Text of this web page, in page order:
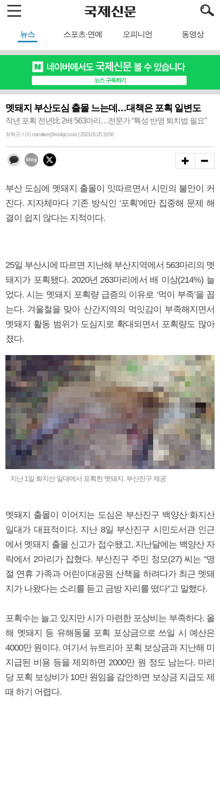
뉴스 스포츠·연예 오피니언 동영상
멧돼지 부산도심 출몰 느는데…대책은 포획 일변도
작년 포획 전년比 2배 563마리…전문가 “특성 반영 퇴치법 필요”
최혁규 기자 narrative@kookje.co.kr | 2023.01.25 19:56
부산 도심에 멧돼지 출몰이 잇따르면서 시민의 불안이 커
진다. 지자체마다 기존 방식인 ‘포획’에만 집중해 문제 해
결이 쉽지 않다는 지적이다.
25일 부산시에 따르면 지난해 부산지역에서 563마리의 멧
돼지가 포획됐다. 2020년 263마리에서 배 이상(214%) 늘
었다. 시는 멧돼지 포획량 급증의 이유로 ‘먹이 부족’을 꼽
는다. 겨울철을 맞아 산간지역의 먹잇감이 부족해지면서
멧돼지 활동 범위가 도심지로 확대되면서 포획량도 많아
졌다.
지난 1일 화지산 일대에서 포획한 멧돼지. 부산진구 제공
멧돼지 출몰이 이어지는 도심은 부산진구 백양산·화지산
일대가 대표적이다. 지난 8일 부산진구 시민도서관 인근
에서 멧돼지 출몰 신고가 접수됐고, 지난달에는 백양산 자
락에서 2마리가 잡혔다. 부산진구 주민 정모(27) 씨는 “명
절 연휴 가족과 어린이대공원 산책을 하려다가 최근 멧돼
지가 나왔다는 소리를 듣고 금방 자리를 떴다”고 말했다.
포획수는 늘고 있지만 시가 마련한 포상비는 부족하다. 올
해 멧돼지 등 유해동물 포획 포상금으로 쓰일 시 예산은
4000만 원이다. 여기서 뉴트리아 포획 보상금과 지난해 미
지급된 비용 등을 제외하면 2000만 원 정도 남는다. 마리
당 포획 보상비가 10만 원임을 감안하면 보상금 지급도 제
때 하기 어렵다.